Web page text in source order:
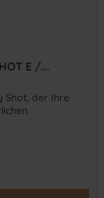
E /...
Shot, der Ihre